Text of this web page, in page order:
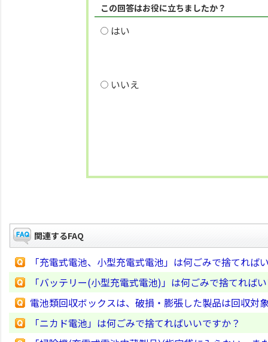
この回答はお役に立ちましたか？
はい
いいえ
関連するFAQ
「充電式電池、小型充電式電池」は何ごみで捨てれば
「バッテリー(小型充電式電池)」は何ごみで捨てれば
電池類回収ボックスは、破損・膨張した製品は回収対
「ニカド電池」は何ごみで捨てればいいですか？